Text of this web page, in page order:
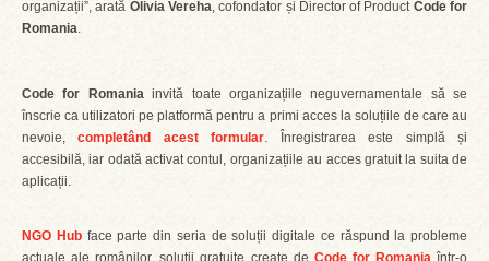
organizații”, arată Olivia Vereha, cofondator și Director of Product Code for
Romania.
Code for Romaniainvită toate organizațiile neguvernamentale să se
înscrie ca utilizatori pe platformă pentru a primi acces la soluțiile de care au
nevoie,completând acest formular. Înregistrarea este simplă și
accesibilă, iar odată activat contul, organizațiile au acces gratuit la suita de
aplicații.
NGO Hubface parte din seria de soluții digitale ce răspund la probleme
actuale ale românilor, soluții gratuite create de Code for Romaniaîntr-o